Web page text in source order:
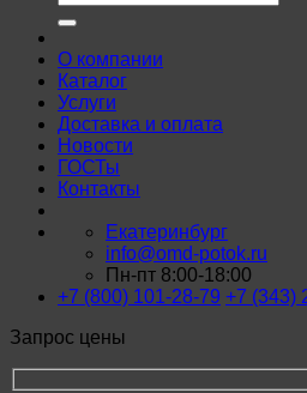
О компании
Каталог
Услуги
Доставка и оплата
Новости
ГОСТы
Контакты
Екатеринбург
info@omd-potok.ru
Пн-пт 8:00-18:00
+7 (800) 101-28-79 +7 (343)
Запрос цены